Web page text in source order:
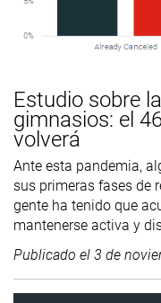
Estudio sobre
gimnasios: el
volverá
Ante esta pandemia,
sus primeras fases de
gente ha tenido que
mantenerse activa y
Publicado el 3 de